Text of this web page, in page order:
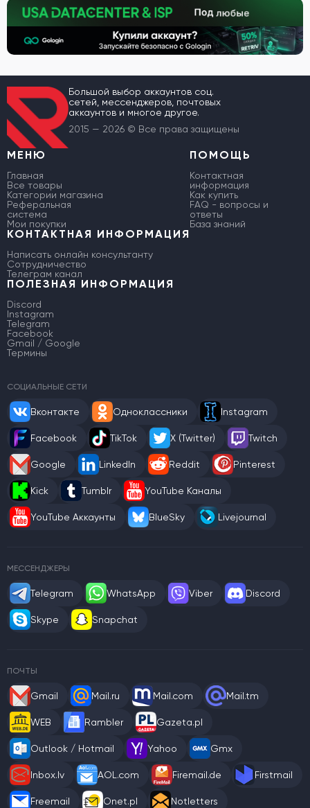
Большой выбор аккаунтов соц.
сетей, мессенджеров, почтовых
аккаунтов и многое другое.
2015 — 2026 © Все права защищены
МЕНЮ
Главная
Все товары
Категории магазина
Реферальная
система
Мои покупки
ПОМОЩЬ
Контактная
информация
Как купить
FAQ - вопросы и
ответы
База знаний
КОНТАКТНАЯ ИНФОРМАЦИЯ
Написать онлайн консультанту
Сотрудничество
Телеграм канал
ПОЛЕЗНАЯ ИНФОРМАЦИЯ
Discord
Instagram
Telegram
Facebook
Gmail / Google
Термины
СОЦИАЛЬНЫЕ СЕТИ
Вконтакте Одноклассники Instagram
Facebook TikTok X (Twitter) Twitch
Google LinkedIn Reddit Pinterest
Kick Tumblr YouTube Каналы
YouTube Аккаунты BlueSky Livejournal
МЕССЕНДЖЕРЫ
Telegram WhatsApp Viber Discord
Skype Snapchat
ПОЧТЫ
Gmail Mail.ru Mail.com Mail.tm
WEB Rambler Gazeta.pl
Outlook / Hotmail Yahoo Gmx
Inbox.lv AOL.com Firemail.de Firstmail
Freemail Onet.pl Notletters